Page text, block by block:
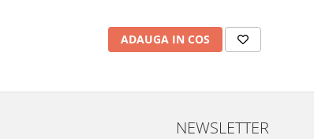
ADAUGA IN COS
NEWSLETTER